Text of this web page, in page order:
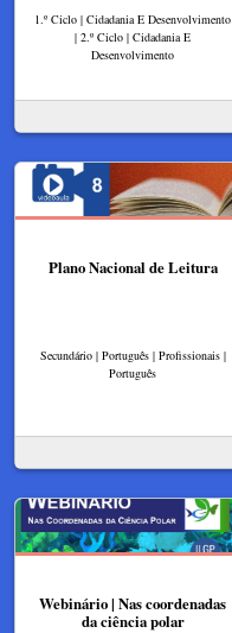
1.º Ciclo | Cidadania E Desenvolvimento
| 2.º Ciclo | Cidadania E
Desenvolvimento
Plano Nacional de Leitura
Secundário | Português | Profissionais |
Português
Webinário | Nas coordenadas
da ciência polar